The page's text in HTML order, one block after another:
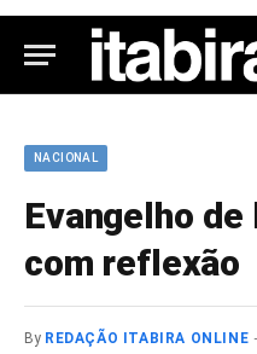
NACIONAL
Evangelho
com reflexão
By REDAÇÃO ITABIRA ONLINE